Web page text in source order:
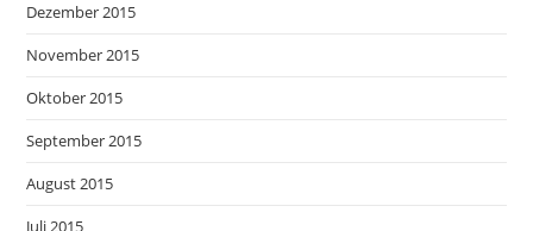
Dezember 2015
November 2015
Oktober 2015
September 2015
August 2015
Juli 2015